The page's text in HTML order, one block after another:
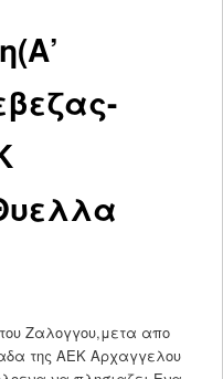
Ζαλογγου,μετα απο
της ΑΕΚ Αρχαγγελου